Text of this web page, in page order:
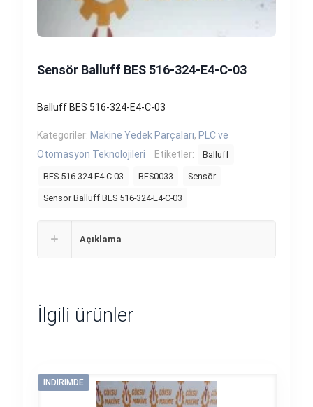
Sensör Balluff BES 516-324-E4-C-03
Balluff BES 516-324-E4-C-03
Kategoriler: Makine Yedek Parçaları, PLC ve
Otomasyon Teknolojileri
Etiketler: Balluff
BES 516-324-E4-C-03 BES0033 Sensör
Sensör Balluff BES 516-324-E4-C-03
Açıklama
İlgili ürünler
İNDIRIMDE